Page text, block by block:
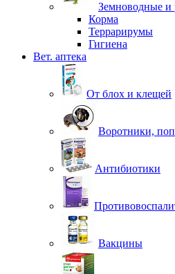
Земноводные и
Корма
Террарирумы
Гигиена
Вет. аптека
От блох и клещей
Воротники,
Антибиотики
Вакцины